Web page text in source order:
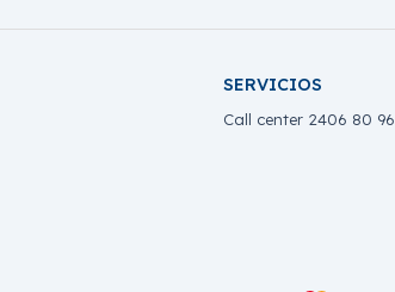
SERVICIOS
Call center 2406 80 96